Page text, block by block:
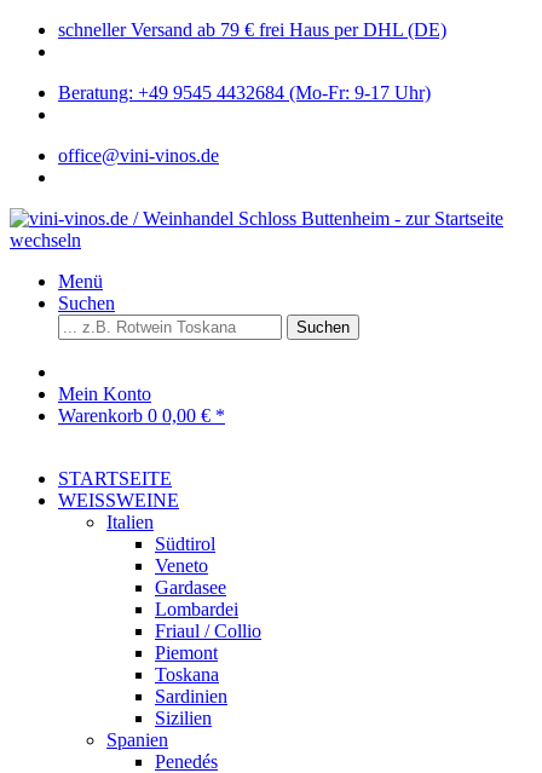
schneller Versand ab 79 € frei Haus per DHL (DE)
Beratung: +49 9545 4432684 (Mo-Fr: 9-17 Uhr)
office@vini-vinos.de
Menü
Suchen
Suchen
Mein Konto
Warenkorb 0 0,00 € *
STARTSEITE
WEISSWEINE
Italien
Südtirol
Veneto
Gardasee
Lombardei
Friaul / Collio
Piemont
Toskana
Sardinien
Sizilien
Spanien
Penedés